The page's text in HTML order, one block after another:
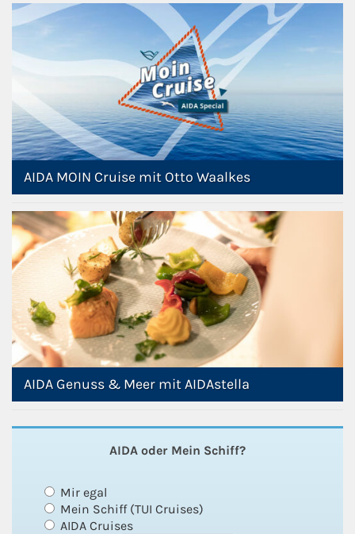
AIDA MOIN Cruise mit Otto Waalkes
AIDA Genuss & Meer mit AIDAstella
AIDA oder Mein Schiff?
Mir egal
Mein Schiff (TUI Cruises)
AIDA Cruises